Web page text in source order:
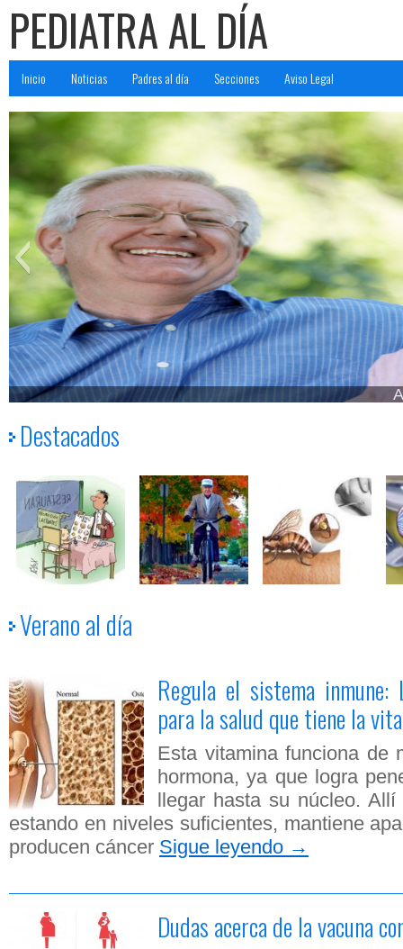
PEDIATRA AL DÍA
Inicio Noticias Padres al día Secciones Aviso Legal
Si el sobrepeso diera fiebre no habría sobrepeso y menos
Destacados
Verano al día
Regula el sistema inmune:
para la salud que tiene la
Esta vitamina funciona de
hormona, ya que logra
llegar hasta su núcleo.
estando en niveles suficientes, mantiene
producen cáncer Sigue leyendo →
Dudas acerca de la vacuna